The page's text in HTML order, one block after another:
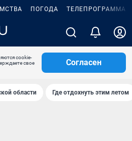
ПОГОДА ТЕЛЕПРОГРАММА
cookie-
свое
Согласен
области Где отдохнуть этим летом